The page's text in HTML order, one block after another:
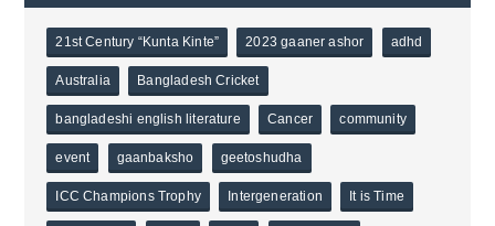
21st Century “Kunta Kinte” 2023 gaaner ashor adhd
Australia Bangladesh Cricket
bangladeshi english literature Cancer community
event gaanbaksho geetoshudha
ICC Champions Trophy Intergeneration It is Time